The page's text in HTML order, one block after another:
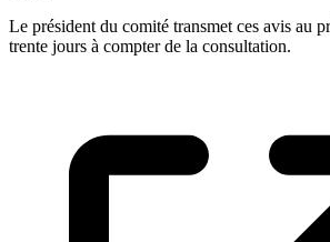
Le président du comité transmet ces avis au
trente jours à compter de la consultation.